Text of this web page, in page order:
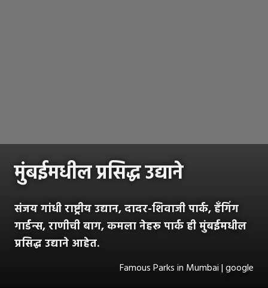
मुंबईमधील प्रसिद्ध उद्याने
संजय गांधी राष्ट्रीय उद्यान, दादर-शिवाजी पार्क, हँगिंग
गार्डन्स, राणीची बाग, कमला नेहरू पार्क ही मुंबईमधील
प्रसिद्ध उद्याने आहेत.
Famous Parks in Mumbai | google